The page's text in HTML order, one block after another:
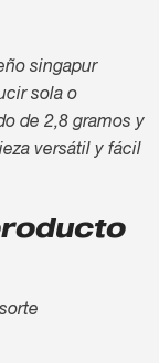
singapur
sola o
de 2,8 gramos y
versátil y fácil